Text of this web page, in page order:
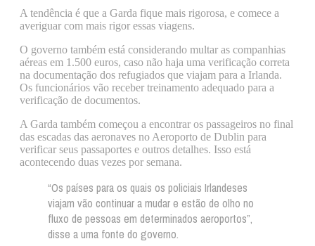
A tendência é que a Garda fique mais rigorosa, e comece a
averiguar com mais rigor essas viagens.
O governo também está considerando multar as companhias
aéreas em 1.500 euros, caso não haja uma verificação correta
na documentação dos refugiados que viajam para a Irlanda.
Os funcionários vão receber treinamento adequado para a
verificação de documentos.
A Garda também começou a encontrar os passageiros no final
das escadas das aeronaves no Aeroporto de Dublin para
verificar seus passaportes e outros detalhes. Isso está
acontecendo duas vezes por semana.
“Os países para os quais os policiais Irlandeses
viajam vão continuar a mudar e estão de olho no
fluxo de pessoas em determinados aeroportos”,
disse a uma fonte do governo.